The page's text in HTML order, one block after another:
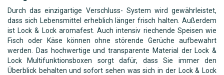
Durch das einzigartige Verschluss- System wird gewährleistet,
dass sich Lebensmittel erheblich länger frisch halten. Außerdem
ist Lock & Lock aromafest. Auch intensiv riechende Speisen wie
Fisch oder Käse können ohne störende Gerüche aufbewahrt
werden. Das hochwertige und transparente Material der Lock &
Lock Multifunktionsboxen sorgt dafür, dass Sie immer den
Überblick behalten und sofort sehen was sich in der Lock & Lock